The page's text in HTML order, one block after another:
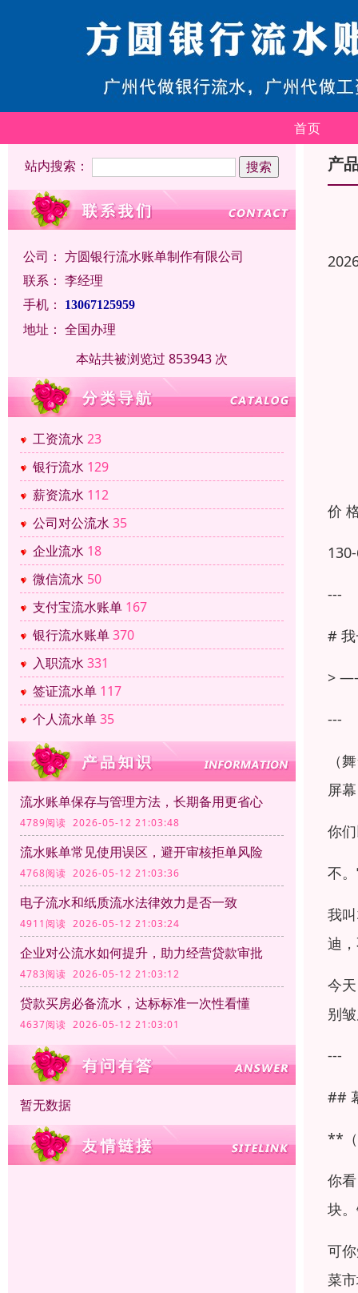
首页
站内搜索：
公司： 方圆银行流水账单制作有限公司
联系： 李经理
手机：
13067125959
地址： 全国办理
本站共被浏览过 853943 次
工资流水 23
银行流水 129
薪资流水 112
公司对公流水 35
企业流水 18
微信流水 50
支付宝流水账单 167
银行流水账单370
入职流水 331
签证流水单 117
个人流水单35
流水账单保存与管理方法，长期备用更省心
4789阅读 2026-05-12 21:03:48
流水账单常见使用误区，避开审核拒单风险
4768阅读 2026-05-12 21:03:36
电子流水和纸质流水法律效力是否一致
4911阅读 2026-05-12 21:03:24
企业对公流水如何提升，助力经营贷款审批
4783阅读 2026-05-12 21:03:12
贷款买房必备流水，达标标准一次性看懂
4637阅读 2026-05-12 21:03:01
暂无数据
产
价
---
# 我
>
---
（
屏
你
不
我
迪
今
别
---
##
**（
你
块
可
菜